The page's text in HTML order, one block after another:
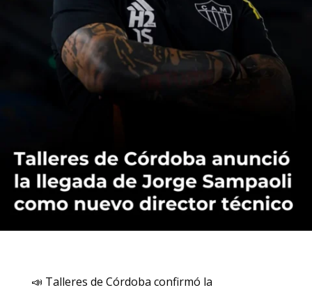
📣 Talleres de Córdoba confirmó la